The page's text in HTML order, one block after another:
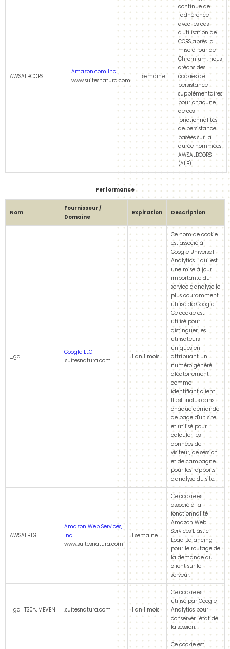
AWSALBCORS
Amazon.com Inc.
www.suitesnatura.com
1 semaine
continue de
l'adhérence
avec les cas
d'utilisation de
CORS après la
mise à jour de
Chromium, nous
créons des
cookies de
persistance
supplémentaires
pour chacune
de ces
fonctionnalités
de persistance
basées sur la
durée nommées
AWSALBCORS
(ALB).
Performance
Nom
Fournisseur /
Domaine
Expiration Description
_ga
Google LLC
.suitesnatura.com
1 an 1 mois
Ce nom de cookie
est associé à
Google Universal
Analytics - qui est
une mise à jour
importante du
service d'analyse le
plus couramment
utilisé de Google.
Ce cookie est
utilisé pour
distinguer les
utilisateurs
uniques en
attribuant un
numéro généré
aléatoirement
comme
identifiant client.
Il est inclus dans
chaque demande
de page d'un site
et utilisé pour
calculer les
données de
visiteur, de session
et de campagne
pour les rapports
d'analyse du site.
AWSALBTG
Amazon Web Services,
Inc.
www.suitesnatura.com
1 semaine
Ce cookie est
associé à la
fonctionnalité
Amazon Web
Services Elastic
Load Balancing
pour le routage de
la demande du
client sur le
serveur.
_ga_TS0YJMEVEN .suitesnatura.com 1 an 1 mois
Ce cookie est
utilisé par Google
Analytics pour
conserver l'état de
la session.
Ce cookie est